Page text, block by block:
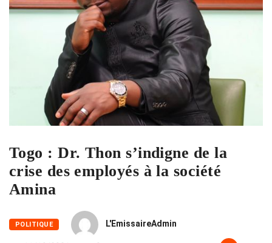
Togo : Dr. Thon s’indigne de la
crise des employés à la société
Amina
POLITIQUE L'EmissaireAdmin